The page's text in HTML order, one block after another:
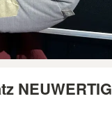
NEUWERTIG